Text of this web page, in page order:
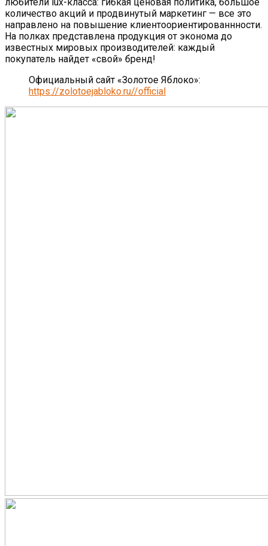
количество акций и продвинутый маркетинг — все это
направлено на повышение клиентоориентированнности.
На полках представлена продукция от эконома до
известных мировых производителей: каждый
покупатель найдет «свой» бренд!
Официальный сайт «Золотое Яблоко»:
https://zolotoejabloko.ru//official